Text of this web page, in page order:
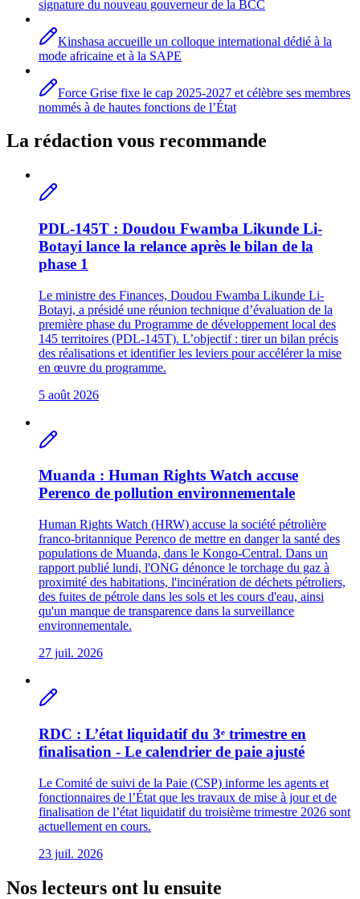
signature du nouveau gouverneur de la BCC
Kinshasa accueille un colloque international dédié à la
mode africaine et à la SAPE
Force Grise fixe le cap 2025-2027 et célèbre ses membres
nommés à de hautes fonctions de l’État
La rédaction vous recommande
PDL-145T : Doudou Fwamba Likunde Li-
Botayi lance la relance après le bilan de la
phase 1
Le ministre des Finances, Doudou Fwamba Likunde Li-
Botayi, a présidé une réunion technique d’évaluation de la
première phase du Programme de développement local des
145 territoires (PDL-145T). L’objectif : tirer un bilan précis
des réalisations et identifier les leviers pour accélérer la mise
en œuvre du programme.
5 août 2026
Muanda : Human Rights Watch accuse
Perenco de pollution environnementale
Human Rights Watch (HRW) accuse la société pétrolière
franco-britannique Perenco de mettre en danger la santé des
populations de Muanda, dans le Kongo-Central. Dans un
rapport publié lundi, l'ONG dénonce le torchage du gaz à
proximité des habitations, l'incinération de déchets pétroliers,
des fuites de pétrole dans les sols et les cours d'eau, ainsi
qu'un manque de transparence dans la surveillance
environnementale.
27 juil. 2026
RDC : L’état liquidatif du 3ᵉ trimestre en
finalisation - Le calendrier de paie ajusté
Le Comité de suivi de la Paie (CSP) informe les agents et
fonctionnaires de l’État que les travaux de mise à jour et de
finalisation de l’état liquidatif du troisième trimestre 2026 sont
actuellement en cours.
23 juil. 2026
Nos lecteurs ont lu ensuite